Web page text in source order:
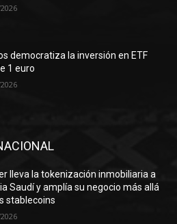
democratiza la inversión en ETF
1 euro
lleva la tokenización inmobiliaria a
Saudí y amplía su negocio más allá
stablecoins